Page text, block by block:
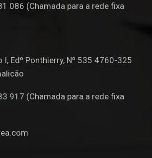
086 (Chamada para a rede fixa
I, Edº Ponthierry, Nº 535 4760-325
917 (Chamada para a rede fixa